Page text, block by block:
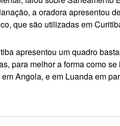
a oradora apresentou
que são utilizadas em
apresentou um quadro
para melhor a forma como
Angola, e em Luanda em